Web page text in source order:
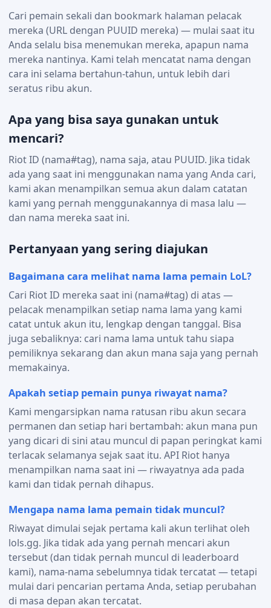
Cari pemain sekali dan bookmark halaman pelacak
mereka (URL dengan PUUID mereka) — mulai saat itu
Anda selalu bisa menemukan mereka, apapun nama
mereka nantinya. Kami telah mencatat nama dengan
cara ini selama bertahun-tahun, untuk lebih dari
seratus ribu akun.
Apa yang bisa saya gunakan untuk
mencari?
Riot ID (nama#tag), nama saja, atau PUUID. Jika tidak
ada yang saat ini menggunakan nama yang Anda cari,
kami akan menampilkan semua akun dalam catatan
kami yang pernah menggunakannya di masa lalu —
dan nama mereka saat ini.
Pertanyaan yang sering diajukan
Bagaimana cara melihat nama lama pemain LoL?
Cari Riot ID mereka saat ini (nama#tag) di atas —
pelacak menampilkan setiap nama lama yang kami
catat untuk akun itu, lengkap dengan tanggal. Bisa
juga sebaliknya: cari nama lama untuk tahu siapa
pemiliknya sekarang dan akun mana saja yang pernah
memakainya.
Apakah setiap pemain punya riwayat nama?
Kami mengarsipkan nama ratusan ribu akun secara
permanen dan setiap hari bertambah: akun mana pun
yang dicari di sini atau muncul di papan peringkat kami
terlacak selamanya sejak saat itu. API Riot hanya
menampilkan nama saat ini — riwayatnya ada pada
kami dan tidak pernah dihapus.
Mengapa nama lama pemain tidak muncul?
Riwayat dimulai sejak pertama kali akun terlihat oleh
lols.gg. Jika tidak ada yang pernah mencari akun
tersebut (dan tidak pernah muncul di leaderboard
kami), nama-nama sebelumnya tidak tercatat — tetapi
mulai dari pencarian pertama Anda, setiap perubahan
di masa depan akan tercatat.